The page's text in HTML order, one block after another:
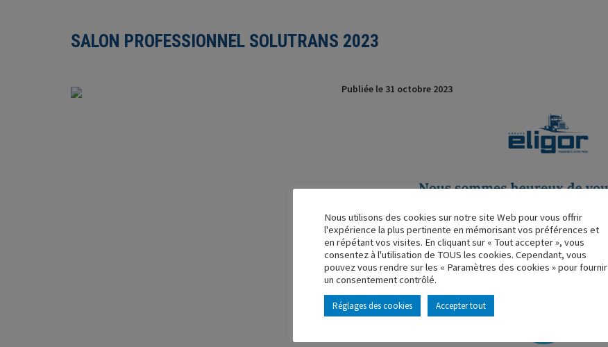
SALON PROFESSIONNEL SOLUTRANS 2023
Publiée le 31 octobre 2023
Nous utilisons des cookies sur notre site Web pour vous offrir
l'expérience la plus pertinente en mémorisant vos préférences et
en répétant vos visites. En cliquant sur « Tout accepter », vous
consentez à l'utilisation de TOUS les cookies. Cependant, vous
pouvez vous rendre sur les « Paramètres des cookies » pour fournir
un consentement contrôlé.
Réglages des cookies Accepter tout